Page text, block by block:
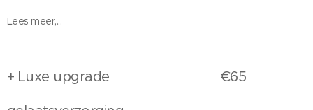
Lees meer,...
+ Luxe upgrade €65